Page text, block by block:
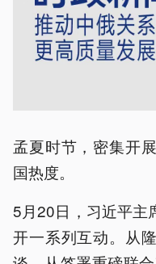
孟夏时节，密集开
国热度。
5月20日，习近平主
开一系列互动。从